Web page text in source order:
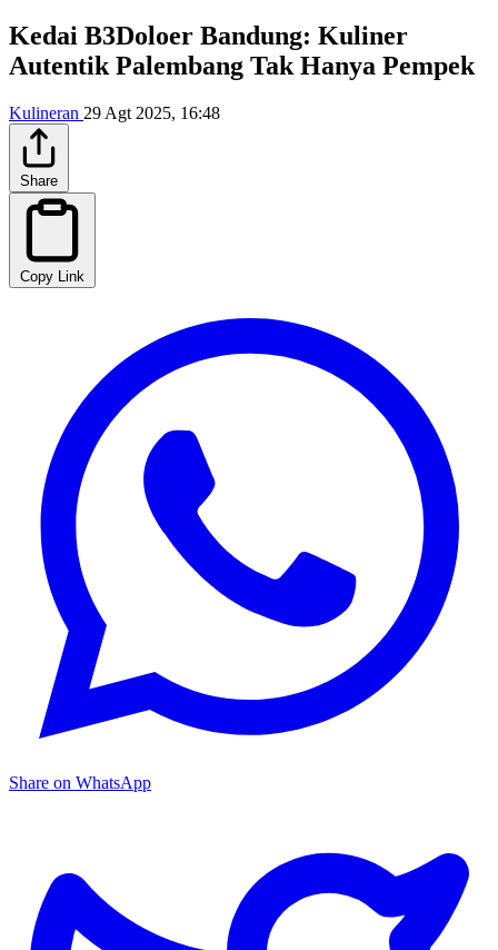
Kedai B3Doloer Bandung: Kuliner
Autentik Palembang Tak Hanya Pempek
Kulineran 29 Agt 2025, 16:48
Share
Copy Link
Share on WhatsApp